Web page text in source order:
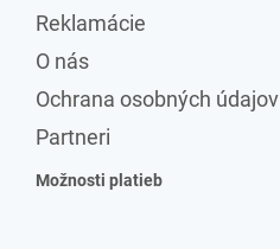
Reklamácie
O nás
Ochrana osobných údajov
Partneri
Možnosti platieb